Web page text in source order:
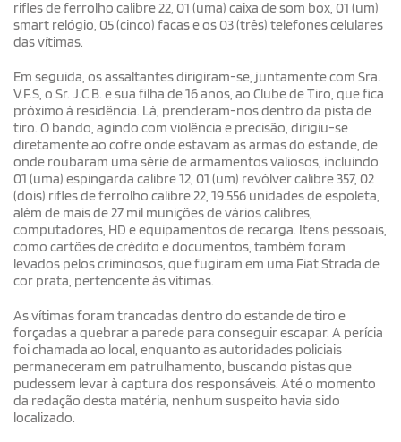
rifles de ferrolho calibre 22, 01 (uma) caixa de som box, 01 (um)
smart relógio, 05 (cinco) facas e os 03 (três) telefones celulares
das vítimas.
Em seguida, os assaltantes dirigiram-se, juntamente com Sra.
V.F.S, o Sr. J.C.B. e sua filha de 16 anos, ao Clube de Tiro, que fica
próximo à residência. Lá, prenderam-nos dentro da pista de
tiro. O bando, agindo com violência e precisão, dirigiu-se
diretamente ao cofre onde estavam as armas do estande, de
onde roubaram uma série de armamentos valiosos, incluindo
01 (uma) espingarda calibre 12, 01 (um) revólver calibre 357, 02
(dois) rifles de ferrolho calibre 22, 19.556 unidades de espoleta,
além de mais de 27 mil munições de vários calibres,
computadores, HD e equipamentos de recarga. Itens pessoais,
como cartões de crédito e documentos, também foram
levados pelos criminosos, que fugiram em uma Fiat Strada de
cor prata, pertencente às vítimas.
As vítimas foram trancadas dentro do estande de tiro e
forçadas a quebrar a parede para conseguir escapar. A perícia
foi chamada ao local, enquanto as autoridades policiais
permaneceram em patrulhamento, buscando pistas que
pudessem levar à captura dos responsáveis. Até o momento
da redação desta matéria, nenhum suspeito havia sido
localizado.